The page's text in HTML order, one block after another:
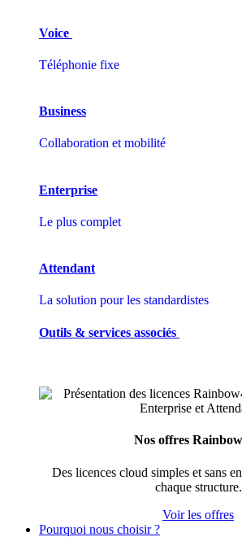
Voice
Téléphonie fixe
Business
Collaboration et mobilité
Enterprise
Le plus complet
Attendant
La solution pour les standardistes
Outils & services associés
Nos offres
Des licences cloud simples et sans
chaque structure.
Voir les offres
Pourquoi nous choisir ?